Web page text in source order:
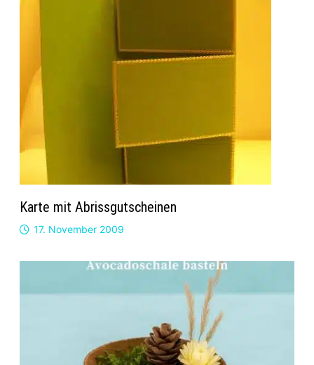
Karte mit Abrissgutscheinen
17. November 2009